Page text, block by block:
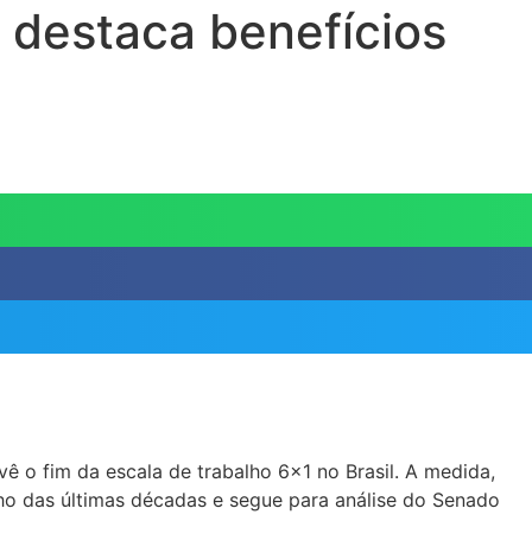
destaca benefícios
o fim da escala de trabalho 6×1 no Brasil. A medida,
das últimas décadas e segue para análise do Senado